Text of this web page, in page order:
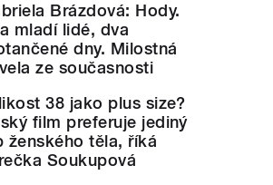
Brázdová: Hody.
mladí lidé, dva
dny. Milostná
ze současnosti
38 jako plus size?
film preferuje jediný
ženského těla, říká
Soukupová